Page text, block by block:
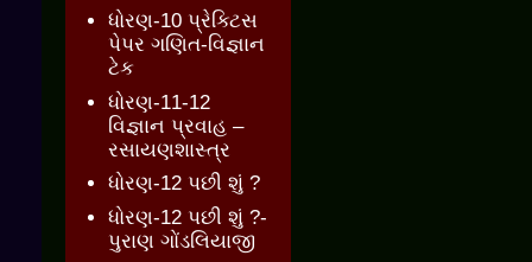
ધોરણ-10 પ્રેક્ટિસ
પેપર ગણિત-વિજ્ઞાન
ટેક
ધોરણ-11-12
વિજ્ઞાન પ્રવાહ –
રસાયણશાસ્ત્ર
ધોરણ-12 પછી શું ?
ધોરણ-12 પછી શું ?-
પુરાણ ગોંડલિયાજી